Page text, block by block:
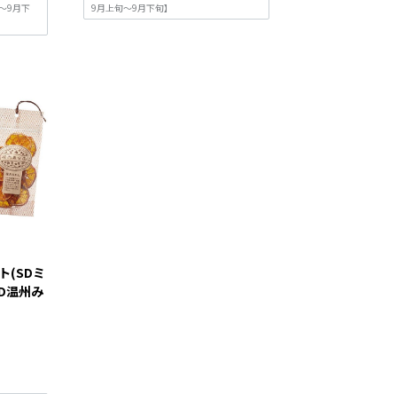
9月下
9月上旬～9月下旬】
(SDミ
温州み